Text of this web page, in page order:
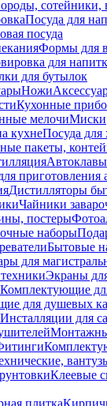
сотейники,
Посуда для
посуда
Формы для
для
для бутылок
Ножи
Кухонные
мелочиМиски
кухнеПосуда для
пакеты,
приготовления
Дистилляторы
Чайники
постеры
наборы
Бытовые
для
Экраны
Комплектующие
для душевых
Инсталляции для
Клеевые
плитка